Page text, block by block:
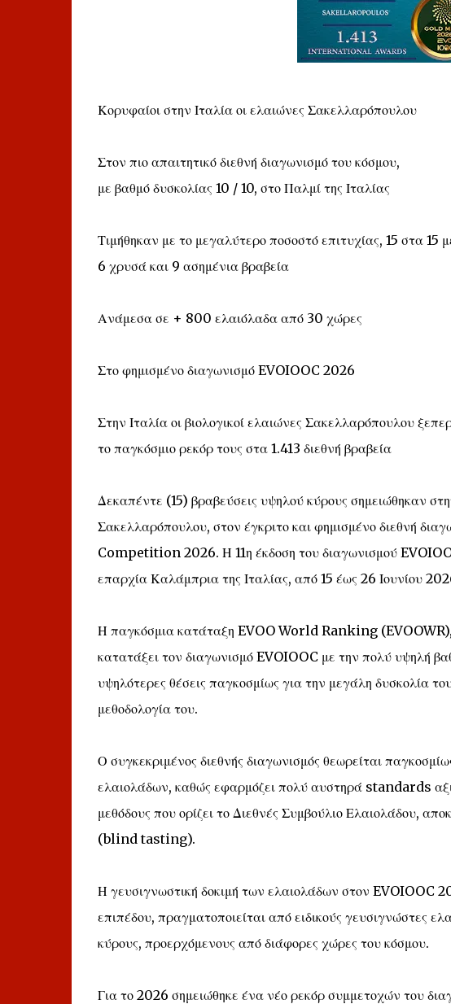
Κορυφαίοι στην Ιταλία οι ελαιώνες Σακελλαρόπουλου
Στον πιο απαιτητικό διεθνή διαγωνισμό του κόσμου,
με βαθμό δυσκολίας 10 / 10, στο Παλμί της Ιταλίας
Τιμήθηκαν με το μεγαλύτερο ποσοστό επιτυχίας, 15 στα 15
6 χρυσά και 9 ασημένια βραβεία
Ανάμεσα σε + 800 ελαιόλαδα από 30 χώρες
Στο φημισμένο διαγωνισμό EVOIOOC 2026
Στην Ιταλία οι βιολογικοί ελαιώνες Σακελλαρόπουλου
το παγκόσμιο ρεκόρ τους στα 1.413 διεθνή βραβεία
Δεκαπέντε (15) βραβεύσεις υψηλού κύρους σημειώθηκαν
Σακελλαρόπουλου, στον έγκριτο και φημισμένο διεθνή
Competition 2026. Η 11η έκδοση του διαγωνισμού
επαρχία Καλάμπρια της Ιταλίας, από 15 έως 26 Ιουνίου
Η παγκόσμια κατάταξη EVOO World Ranking (EVOOWR),
κατατάξει τον διαγωνισμό EVOIOOC με την πολύ υψηλή
υψηλότερες θέσεις παγκοσμίως για την μεγάλη δυσκολία
μεθοδολογία του.
Ο συγκεκριμένος διεθνής διαγωνισμός θεωρείται
ελαιολάδων, καθώς εφαρμόζει πολύ αυστηρά standards
μεθόδους που ορίζει το Διεθνές Συμβούλιο Ελαιολάδου,
(blind tasting).
Η γευσιγνωστική δοκιμή των ελαιολάδων στον EVOIOOC
επιπέδου, πραγματοποιείται από ειδικούς
κύρους, προερχόμενους από διάφορες χώρες του κόσμου.
Για το 2026 σημειώθηκε ένα νέο ρεκόρ συμμετοχών του